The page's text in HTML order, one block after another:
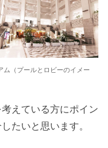
とロビーのイメー
えている方にポイン
たいと思います。